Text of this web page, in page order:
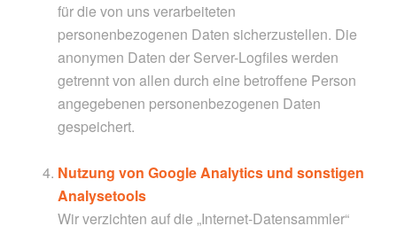
für die von uns verarbeiteten
personenbezogenen Daten sicherzustellen. Die
anonymen Daten der Server-Logfiles werden
getrennt von allen durch eine betroffene Person
angegebenen personenbezogenen Daten
gespeichert.
Nutzung von Google Analytics und sonstigen
Analysetools
Wir verzichten auf die „Internet-Datensammler“